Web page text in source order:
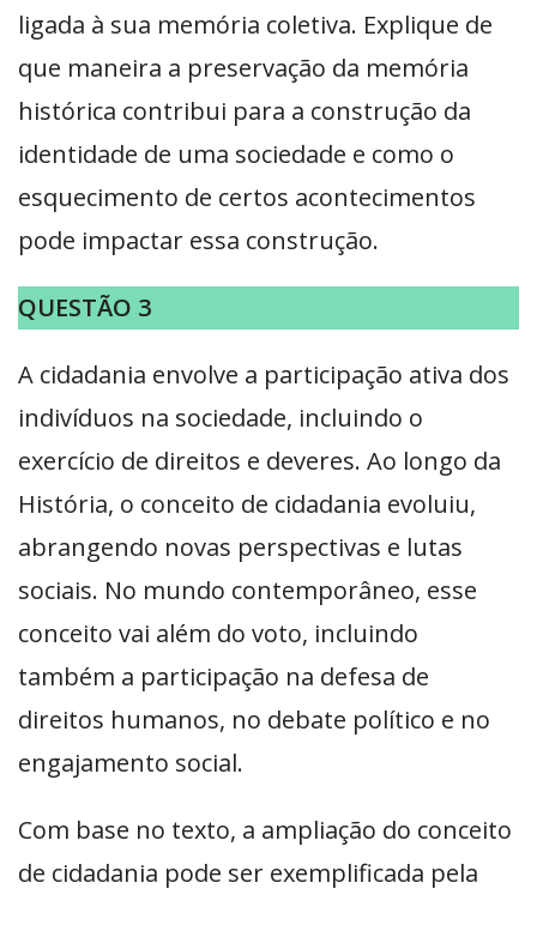
ligada à sua memória coletiva. Explique de
que maneira a preservação da memória
histórica contribui para a construção da
identidade de uma sociedade e como o
esquecimento de certos acontecimentos
pode impactar essa construção.
QUESTÃO 3
A cidadania envolve a participação ativa dos
indivíduos na sociedade, incluindo o
exercício de direitos e deveres. Ao longo da
História, o conceito de cidadania evoluiu,
abrangendo novas perspectivas e lutas
sociais. No mundo contemporâneo, esse
conceito vai além do voto, incluindo
também a participação na defesa de
direitos humanos, no debate político e no
engajamento social.
Com base no texto, a ampliação do conceito
de cidadania pode ser exemplificada pela